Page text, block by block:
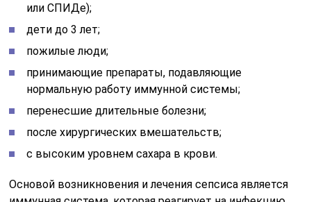
или СПИДе);
дети до 3 лет;
пожилые люди;
принимающие препараты, подавляющие
нормальную работу иммунной системы;
перенесшие длительные болезни;
после хирургических вмешательств;
с высоким уровнем сахара в крови.
Основой возникновения и лечения сепсиса является